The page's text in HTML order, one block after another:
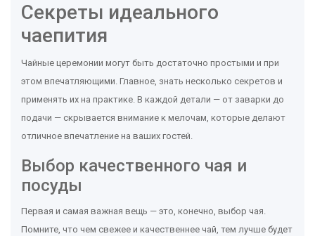
Секреты идеального
чаепития
Чайные церемонии могут быть достаточно простыми и при
этом впечатляющими. Главное, знать несколько секретов и
применять их на практике. В каждой детали — от заварки до
подачи — скрывается внимание к мелочам, которые делают
отличное впечатление на ваших гостей.
Выбор качественного чая и
посуды
Первая и самая важная вещь — это, конечно, выбор чая.
Помните, что чем свежее и качественнее чай, тем лучше будет